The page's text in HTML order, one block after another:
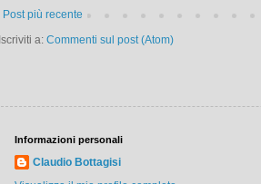
Post più recente
Iscriviti a: Commenti sul post (Atom)
Informazioni personali
Claudio Bottagisi